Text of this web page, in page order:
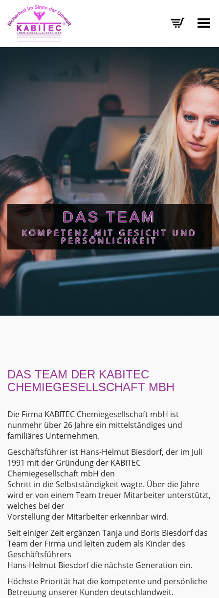
Menü umschalten
DAS TEAM
KOMPETENZ MIT GESICHT UND
PERSÖNLICHKEIT
DAS TEAM DER KABITEC
CHEMIEGESELLSCHAFT MBH
Die Firma KABITEC Chemiegesellschaft mbH ist
nunmehr über 26 Jahre ein mittelständiges und
familiäres Unternehmen.
Geschäftsführer ist Hans-Helmut Biesdorf, der im Juli
1991 mit der Gründung der KABITEC
Chemiegesellschaft mbH den
Schritt in die Selbstständigkeit wagte. Über die Jahre
wird er von einem Team treuer Mitarbeiter unterstützt,
welches bei der
Vorstellung der Mitarbeiter erkennbar wird.
Seit einiger Zeit ergänzen Tanja und Boris Biesdorf das
Team der Firma und leiten zudem als Kinder des
Geschäftsführers
Hans-Helmut Biesdorf die nächste Generation ein.
Höchste Priorität hat die kompetente und persönliche
Betreuung unserer Kunden deutschlandweit.